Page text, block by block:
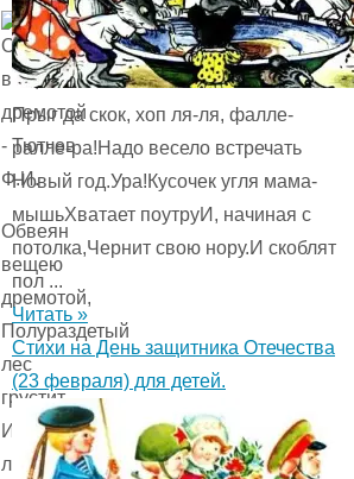
Обвеян
вещею
дремотой,
Полураздетый
лес
грустит…
Из
летних
Прыг да скок, хоп ля-ля, фалле-
ралле-ра!Надо весело встречать
Новый год.Ура!Кусочек угля мама-
мышьХватает поутруИ, начиная с
потолка,Чернит свою нору.И скоблят
пол ...
Читать »
Стихи на День защитника Отечества
(23 февраля) для детей.